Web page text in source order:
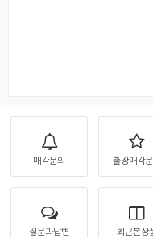
매각문의 출장매각
질문과답변 최근본상